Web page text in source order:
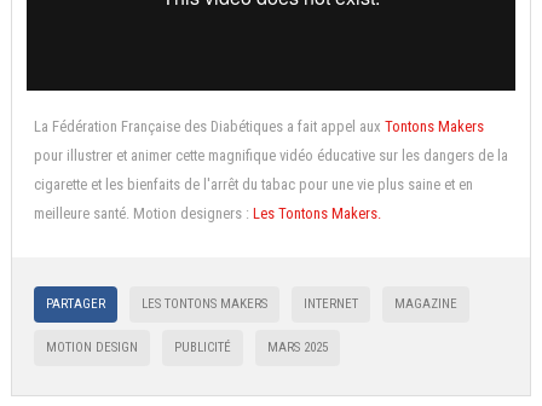
La Fédération Française des Diabétiques a fait appel aux Tontons Makers
pour illustrer et animer cette magnifique vidéo éducative sur les dangers de la
cigarette et les bienfaits de l'arrêt du tabac pour une vie plus saine et en
meilleure santé. Motion designers : Les Tontons Makers.
PARTAGER LES TONTONS MAKERS INTERNET MAGAZINE
MOTION DESIGN PUBLICITÉ MARS 2025